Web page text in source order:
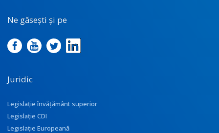
Ne găsești și pe
Juridic
Legislație învățământ superior
Legislație CDI
Legislație Europeană